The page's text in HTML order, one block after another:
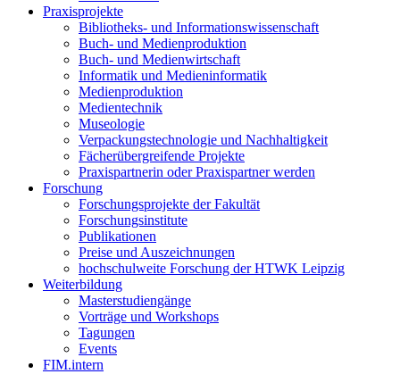
Praxisprojekte
Bibliotheks- und Informationswissenschaft
Buch- und Medienproduktion
Buch- und Medienwirtschaft
Informatik und Medieninformatik
Medienproduktion
Medientechnik
Museologie
Verpackungstechnologie und Nachhaltigkeit
Fächerübergreifende Projekte
Praxispartnerin oder Praxispartner werden
Forschung
Forschungsprojekte der Fakultät
Forschungsinstitute
Publikationen
Preise und Auszeichnungen
hochschulweite Forschung der HTWK Leipzig
Weiterbildung
Masterstudiengänge
Vorträge und Workshops
Tagungen
Events
FIM.intern